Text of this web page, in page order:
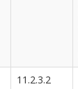
11.2.3.2